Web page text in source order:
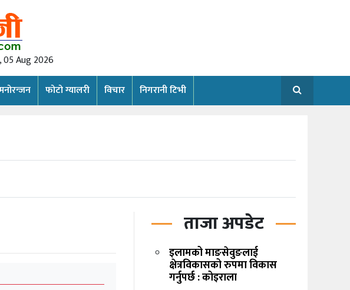
05 Aug 2026
फोटो ग्यालरी विचार निगरानी टिभी
ताजा अपडेट
इलामको माङसेवुङलाई
क्षेत्रविकासको रुपमा विकास
गर्नुपर्छ : कोइराला